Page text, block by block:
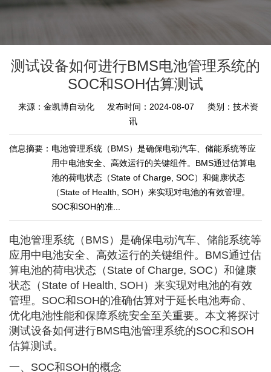
测试设备如何进行BMS电池管理系统的
SOC和SOH估算测试
来源：金凯博自动化 发布时间：2024-08-07
类别：技术资
讯
信息摘要： 电池管理系统（BMS）是确保电动汽车、储能系统等应
用中电池安全、高效运行的关键组件。BMS通过估算电
池的荷电状态（State of Charge, SOC）和健康状态
（State of Health, SOH）来实现对电池的有效管理。
SOC和SOH的准...
电池管理系统（BMS）是确保电动汽车、储能系统等
应用中电池安全、高效运行的关键组件。BMS通过估
算电池的荷电状态（State of Charge, SOC）和健康
状态（State of Health, SOH）来实现对电池的有效
管理。SOC和SOH的准确估算对于延长电池寿命、
优化电池性能和保障系统安全至关重要。本文将探讨
测试设备如何进行BMS电池管理系统的SOC和SOH
估算测试。
一、SOC和SOH的概念